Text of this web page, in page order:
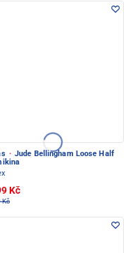
· Jude Bellingham Loose Half
Kč
Kč